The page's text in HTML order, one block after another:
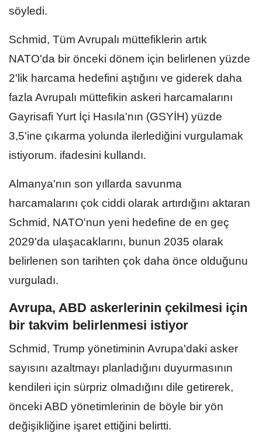
söyledi.
Schmid, Tüm Avrupalı müttefiklerin artık
NATO'da bir önceki dönem için belirlenen yüzde
2'lik harcama hedefini aştığını ve giderek daha
fazla Avrupalı müttefikin askeri harcamalarını
Gayrisafi Yurt İçi Hasıla'nın (GSYİH) yüzde
3,5'ine çıkarma yolunda ilerlediğini vurgulamak
istiyorum. ifadesini kullandı.
Almanya'nın son yıllarda savunma
harcamalarını çok ciddi olarak artırdığını aktaran
Schmid, NATO'nun yeni hedefine de en geç
2029'da ulaşacaklarını, bunun 2035 olarak
belirlenen son tarihten çok daha önce olduğunu
vurguladı.
Avrupa, ABD askerlerinin çekilmesi için
bir takvim belirlenmesi istiyor
Schmid, Trump yönetiminin Avrupa'daki asker
sayısını azaltmayı planladığını duyurmasının
kendileri için sürpriz olmadığını dile getirerek,
önceki ABD yönetimlerinin de böyle bir yön
değişikliğine işaret ettiğini belirtti.